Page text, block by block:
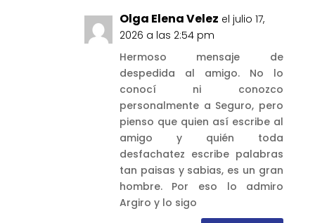
Olga Elena Velez el julio 17,
2026 a las 2:54 pm
Hermoso mensaje de
despedida al amigo. No lo
conocí ni conozco
personalmente a Seguro, pero
pienso que quien así escribe al
amigo y quién toda
desfachatez escribe palabras
tan paisas y sabias, es un gran
hombre. Por eso lo admiro
Argiro y lo sigo